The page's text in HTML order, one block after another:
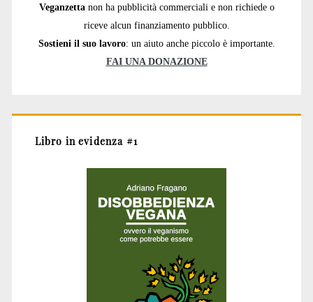
Veganzetta non ha pubblicità commerciali e non richiede o
riceve alcun finanziamento pubblico.
Sostieni il suo lavoro: un aiuto anche piccolo è importante.
FAI UNA DONAZIONE
Libro in evidenza #1